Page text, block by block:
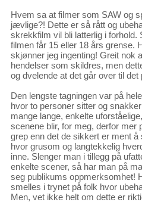
Hvem sa at filmer som SAW og
jævlige?! Dette er så rått og
skrekkfilm vil bli latterlig i forhold.
filmen får 15 eller 18 års grense.
skjønner jeg ingenting! Greit nok
hendelser som skildres, men
og dvelende at det går over til det
Den lengste tagningen var på
hvor to personer sitter og
mange lange, enkelte
scenene blir, for meg, derfor mer
grep enn det de sikkert er ment
hvor grusom og langtekkelig
inne. Slenger man i tillegg på
enkelte scener, så har man på
seg publikums oppmerksomhet!
smelles i trynet på folk hvor
Men, vet ikke helt om dette er